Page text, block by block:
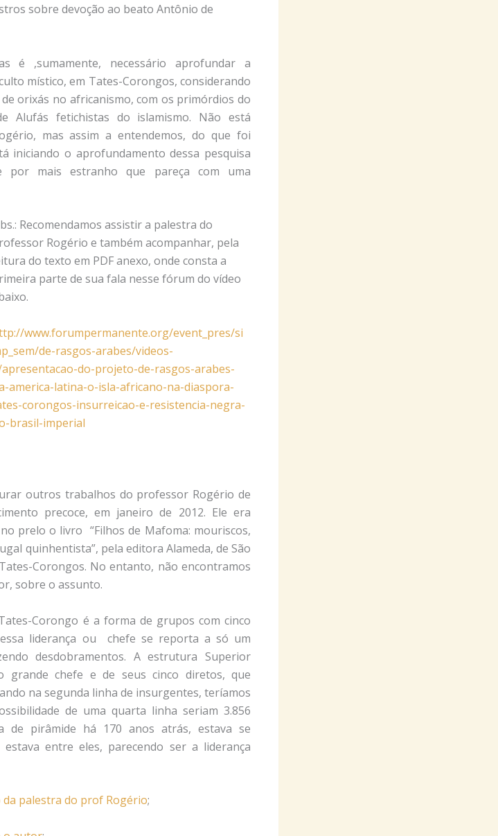
sobre devoção ao beato Antônio de
é ,sumamente, necessário aprofundar a
místico, em Tates-Corongos, considerando
orixás no africanismo, com os primórdios do
Alufás fetichistas do islamismo. Não está
mas assim a entendemos, do que foi
iniciando o aprofundamento dessa pesquisa
por mais estranho que pareça com uma
Recomendamos assistir a palestra do
Rogério e também acompanhar, pela
do texto em PDF anexo, onde consta a
parte de sua fala nesse fórum do vídeo
www.forumpermanente.org/event_pres/si
de-rasgos-arabes/videos-
apresentacao-do-projeto-de-rasgos-arabes-
america-latina-o-isla-africano-na-diaspora-
corongos-insurreicao-e-resistencia-negra-
brasil-imperial
outros trabalhos do professor Rogério de
precoce, em janeiro de 2012. Ele era
prelo o livro “Filhos de Mafoma: mouriscos,
quinhentista”, pela editora Alameda, de São
Corongos. No entanto, não encontramos
sobre o assunto.
Corongo é a forma de grupos com cinco
liderança ou chefe se reporta a só um
desdobramentos. A estrutura Superior
grande chefe e de seus cinco diretos, que
na segunda linha de insurgentes, teríamos
de uma quarta linha seriam 3.856
de pirâmide há 170 anos atrás, estava se
entre eles, parecendo ser a liderança
da palestra do prof Rogério;